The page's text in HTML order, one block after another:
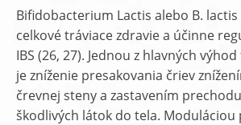
Bifidobacterium Lactis alebo B.
celkové tráviace zdravie a účinne
IBS (26, 27). Jednou z hlavných
je zníženie presakovania čriev
črevnej steny a zastavením
škodlivých látok do tela.